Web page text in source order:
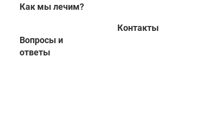
Как мы лечим?
Вопросы и
ответы
Контакты